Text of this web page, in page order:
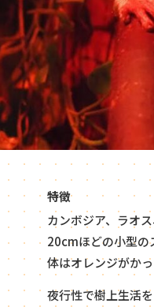
特徴
カンボジア、ラオ
20cmほどの小型の
体はオレンジがか
夜行性で樹上生活